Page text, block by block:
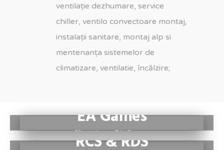
ventilație dezhumare, service
chiller, ventilo convectoare montaj,
instalații sanitare, montaj alp si
mentenanța sistemelor de
climatizare, ventilatie, încălzire;
EA Games
Climatizare EA Games
RCS & RDS